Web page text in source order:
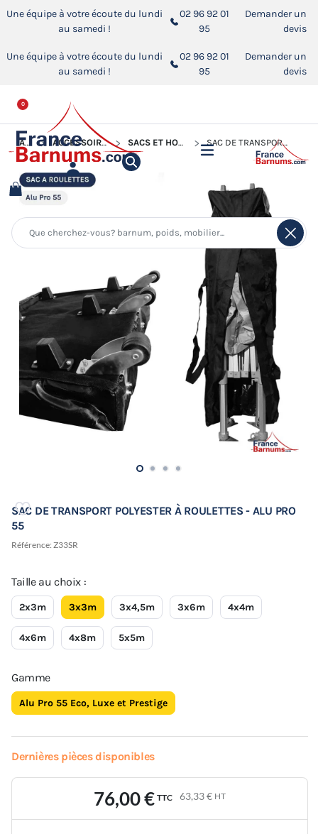
Une équipe à votre écoute du lundi
au samedi !
02 96 92 01
95
Demander un
devis
Une équipe à votre écoute du lundi
au samedi !
02 96 92 01
95
Demander un
devis
0
ACCUEIL ACCESSOIRES POUR BARNUMS PLIANTS SACS ET HOUSSES POUR BARNUM PLIANT SAC DE TRANSPORT POLYESTER À ROULETTES - ALU PRO 55
SAC DE TRANSPORT POLYESTER À ROULETTES - ALU PRO
55
Référence: Z33SR
Taille au choix :
2x3m 3x3m 3x4,5m 3x6m 4x4m
4x6m 4x8m 5x5m
Gamme
Alu Pro 55 Eco, Luxe et Prestige
Dernières pièces disponibles
76,00 € TTC 63,33 € HT